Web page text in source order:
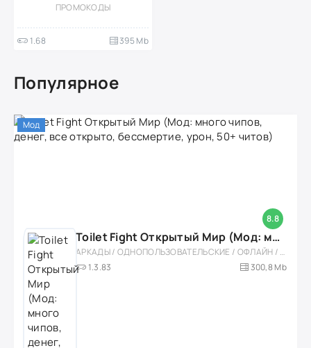
ПРОМОКОДЫ
1.68 395 Mb
Популярное
8.8
Мод
Toilet Fight Открытый Мир (Мод: много чипов, денег, все открыто, бессмертие, урон, 50+ читов)
АРКАДЫ / ОДНОПОЛЬЗОВАТЕЛЬСКИЕ / ОФЛАЙН / МОД / РОЛЕВЫЕ / ШУТЕРЫ / ОТКРЫТЫЙ МИР / ВСТРОЕННЫЙ КЕШ / 3D / ЭКШЕНЫ / ТУАЛЕТНЫЕ ВОЙНЫ / ДЛЯ ДЕТЕЙ
1.3.83
300,8 Mb